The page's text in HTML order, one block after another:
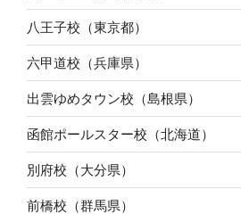
八王子校（東京都）
六甲道校（兵庫県）
出雲ゆめタウン校（島根県）
函館ポールスター校（北海道）
別府校（大分県）
前橋校（群馬県）